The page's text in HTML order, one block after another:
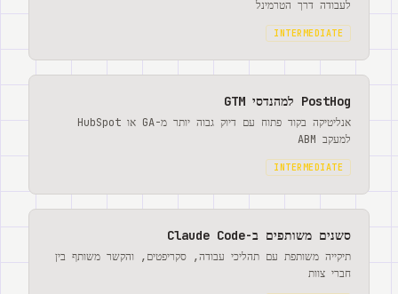
לעבודה דרך הטרמינל
INTERMEDIATE
PostHog למהנדסי GTM
אנליטיקה בקוד פתוח עם דיוק גבוה יותר מ-GA או HubSpot
למעקב ABM
INTERMEDIATE
סשנים משותפים ב-Claude Code
תיקייה משותפת עם תהליכי עבודה, סקריפטים, והקשר משותף בין
חברי צוות